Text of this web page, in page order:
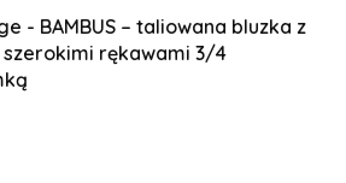
- BAMBUS – taliowana bluzka z
szerokimi rękawami 3/4